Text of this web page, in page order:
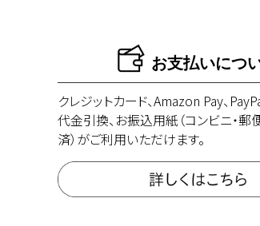
お支払いにつ
クレジットカード、Amazon Pay、
代金引換、お振込用紙（コンビニ・郵
済）がご利用いただけます。